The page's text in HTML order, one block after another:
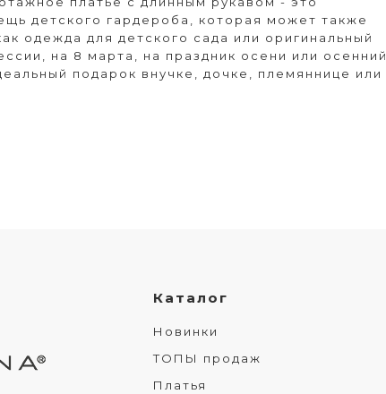
детского гардероба, которая может также
одежда для детского сада или оригинальный
на 8 марта, на праздник осени или осенний
подарок внучке, дочке, племяннице или
Каталог
Новинки
ТОПЫ продаж
Платья